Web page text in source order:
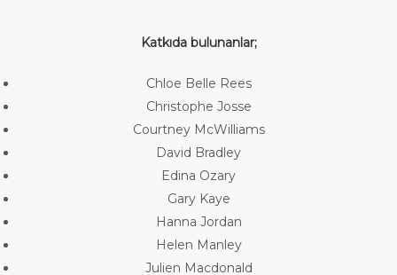
Katkıda bulunanlar;
Chloe Belle Rees
Christophe Josse
Courtney McWilliams
David Bradley
Edina Ozary
Gary Kaye
Hanna Jordan
Helen Manley
Julien Macdonald